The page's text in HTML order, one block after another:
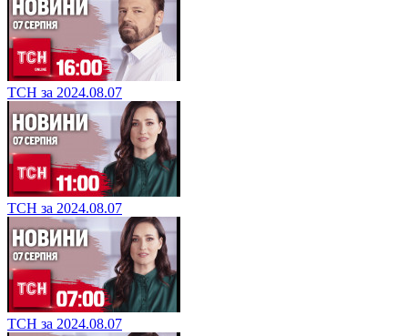
ТСН за 2024.08.07
ТСН за 2024.08.07
ТСН за 2024.08.07